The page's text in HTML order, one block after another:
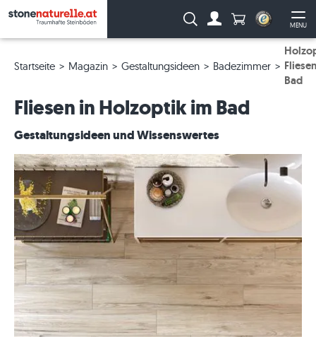
MENU
Suche: Anzahl
Startseite Magazin Gestaltungsideen Badezimmer
Bad
Fliesen in Holzoptik im Bad
Gestaltungsideen und Wissenswertes